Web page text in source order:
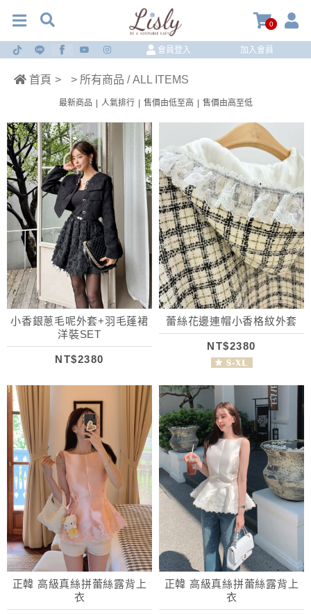
0
會員登入 加入會員
首頁 > > 所有商品 / ALL ITEMS
最新商品 人氣排行 售價由低至高 售價由高至低
小香銀蔥毛呢外套+羽毛蓬裙
洋裝SET
NT$2380
蕾絲花邊連帽小香格紋外套
NT$2380
正韓 高級真絲拼蕾絲露背上
衣
正韓 高級真絲拼蕾絲露背上
衣